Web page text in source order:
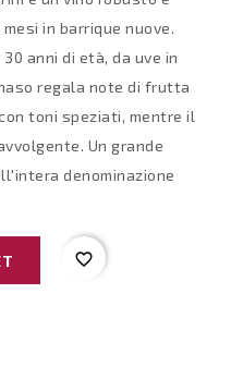
in barrique nuove.
anni di età, da uve in
regala note di frutta
toni speziati, mentre il
Un grande
denominazione
favorite_border